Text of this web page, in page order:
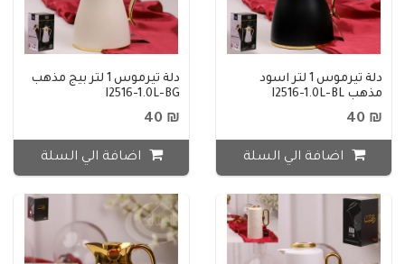
دلة تيرموس 1 لتر اسود
مذهب I2516-1.0L-BL
₪ 40
اضافة الي السلة
دلة تيرموس 1 لتر بيج مذهب
I2516-1.0L-BG
₪ 40
اضافة الي السلة